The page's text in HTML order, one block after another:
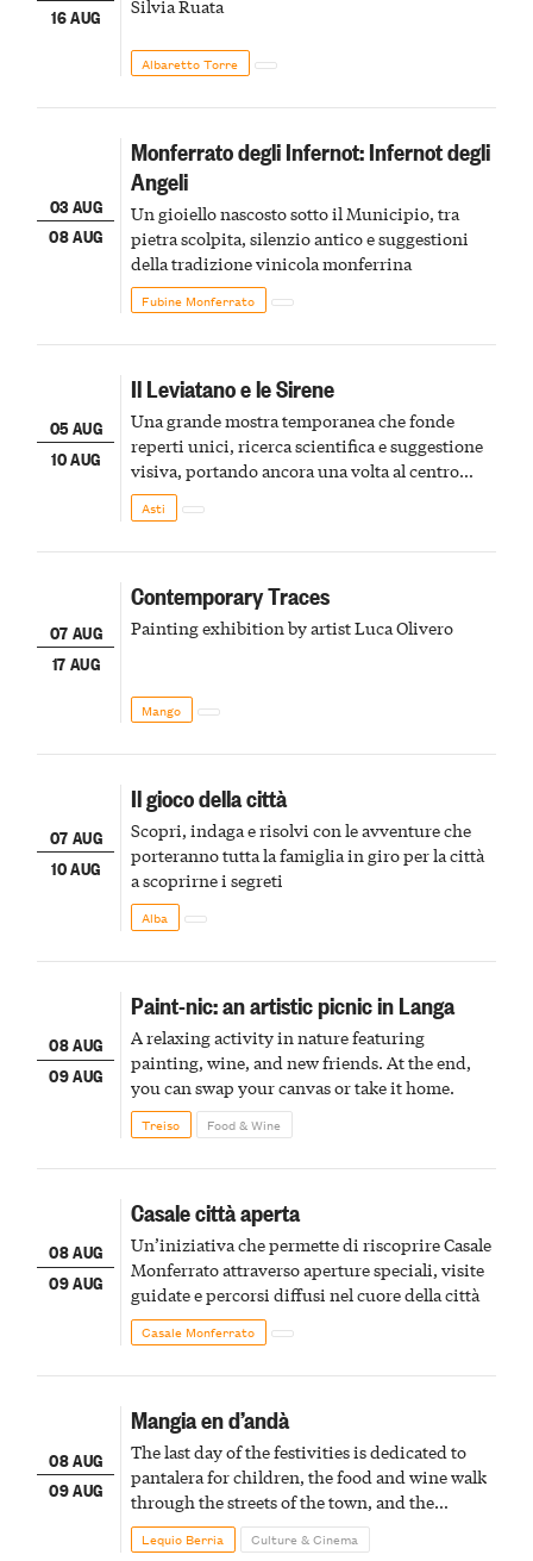
16 AUG Silvia Ruata
Albaretto Torre
03 AUG
08 AUG
Monferrato degli Infernot: Infernot degli
Angeli
Un gioiello nascosto sotto il Municipio, tra
pietra scolpita, silenzio antico e suggestioni
della tradizione vinicola monferrina
Fubine Monferrato
05 AUG
10 AUG
Il Leviatano e le Sirene
Una grande mostra temporanea che fonde
reperti unici, ricerca scientifica e suggestione
visiva, portando ancora una volta al centro
della scena le meraviglie del passato astigiano
Asti
07 AUG
17 AUG
Contemporary Traces
Painting exhibition by artist Luca Olivero
Mango
07 AUG
10 AUG
Il gioco della città
Scopri, indaga e risolvi con le avventure che
porteranno tutta la famiglia in giro per la città
a scoprirne i segreti
Alba
08 AUG
09 AUG
Paint-nic: an artistic picnic in Langa
A relaxing activity in nature featuring
painting, wine, and new friends. At the end,
you can swap your canvas or take it home.
Treiso Food & Wine
08 AUG
09 AUG
Casale città aperta
Un’iniziativa che permette di riscoprire Casale
Monferrato attraverso aperture speciali, visite
guidate e percorsi diffusi nel cuore della città
Casale Monferrato
08 AUG
09 AUG
Mangia en d’andà
The last day of the festivities is dedicated to
pantalera for children, the food and wine walk
through the streets of the town, and the
fireworks finale
Lequio Berria Culture & Cinema